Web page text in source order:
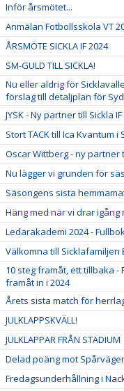
Inför årsmötet...
Anmälan Fotbollsskola VT
ÅRSMÖTE SICKLA IF 2024
SM-GULD TILL SICKLA!
Nu eller aldrig för
förslag till detaljplan för
JYSK - Ny partner till Sickla
Stort TACK till Ica Kvantum i
Oscar Wittberg - ny partner
Nu lägger vi grunden för
Säsongens sista
Häng med när vi drar igång
Ledarakademi 2024 -
Välkomna till Sicklafamiljen
10 steg framåt, ett tillbaka -
framåt in i 2024
Årets sista match för
JULKLAPPSKVÄLL!
JULKLAPPAR FRÅN STADIUM
Delad poäng mot
Fredagsunderhållning i